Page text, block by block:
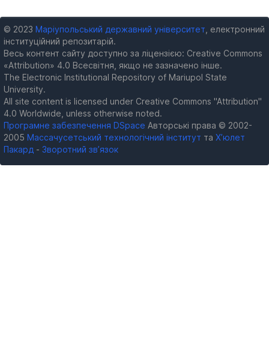
© 2023 Маріупольський державний університет , електронний
інституційний репозитарій.
Весь контент сайту доступно за ліцензією: Creative Commons
«Attribution» 4.0 Всесвітня, якщо не зазначено інше.
The Electronic Institutional Repository of Mariupol State
University.
All site content is licensed under Creative Commons "Attribution"
4.0 Worldwide, unless otherwise noted.
Програмне забезпечення DSpace Авторські права © 2002-
2005 Массачусетський технологічний інститут та Х’юлет
Пакард - Зворотний зв’язок